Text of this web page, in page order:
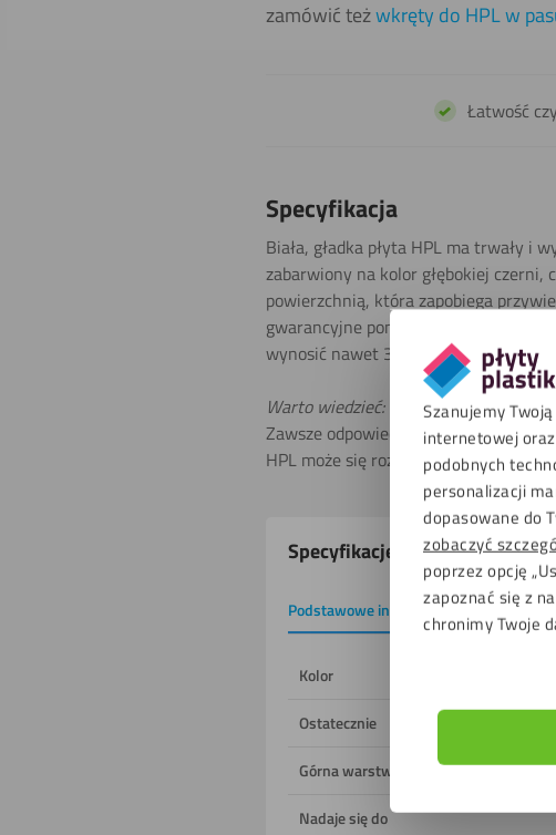
Szanujemy
internetowej
podobnych
personalizacji
dopasowane do
zobaczyć
poprzez opcję
zapoznać się z
chronimy Twoje
zamówić teżwkręty do HPL w
Łatwość
Specyfikacja
Biała, gładka płyta HPL ma trwały i
zabarwiony na kolor głębokiej
powierzchnią, która zapobiega
gwarancyjne poniżej, aby uzyskać
wynosić nawet 30 lat.
Warto wiedzieć:
Zawsze odpowiednio zabezpiecz
HPL może się rozszerzać lub kurczyć
produktu
Specyfikacje
Podstawowe informacje Pliki do
Kolor
Ostatecznie
Górna warstwa
Nadaje się do